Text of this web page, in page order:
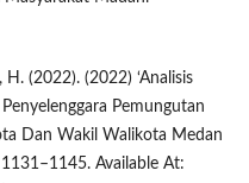
(2022). (2022) ‘Analisis
Pemungutan
Dan Wakil Walikota Medan
1131–1145. Available At: